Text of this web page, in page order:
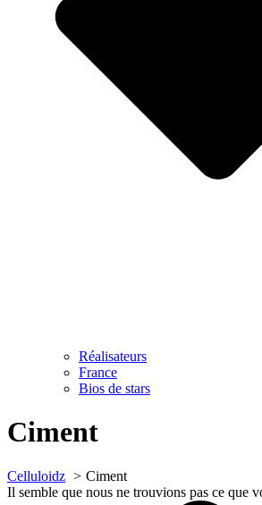
Réalisateurs
France
Bios de stars
Ciment
Celluloidz
Ciment
Il semble que nous ne trouvions pas ce que